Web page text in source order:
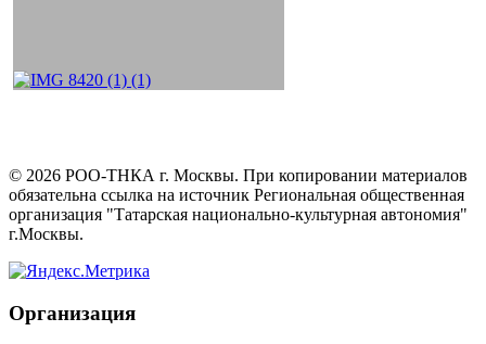
© 2026 РОО-ТНКА г. Москвы. При копировании материалов
обязательна ссылка на источник Региональная общественная
организация "Татарская национально-культурная автономия"
г.Москвы.
Организация